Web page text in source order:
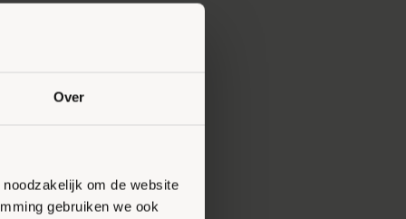
Over
om de website
gebruiken we ook